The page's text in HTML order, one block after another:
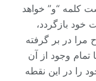
کلمه “و” خواهد
خود بازگردد،
مرا در بر گرفته
تمام وجود از آن
را در این نقطه